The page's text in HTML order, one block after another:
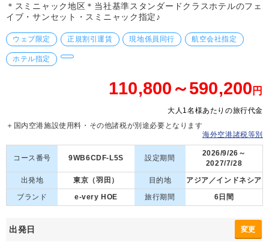
＊スミニャック地区＊当社基準スタンダードクラスホテルのフェ
イブ・サンセット・スミニャック指定♪
ウェブ限定 正規割引運賃 現地係員同行 航空会社指定
ホテル指定
110,800～590,200 円
大人1名様あたりの旅行代金
＋国内空港施設使用料・その他諸税が別途必要となります
海外空港諸税等別
コース番号 9WB6CDF-L5S 設定期間
2026/9/26～
2027/7/28
出発地
東京（羽田） 目的地
アジア／インドネシア
ブランド
e-very HOE 旅行期間 6日間
出発日 変更